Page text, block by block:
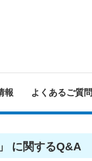
報 よくあるご質問
に関するQ&A